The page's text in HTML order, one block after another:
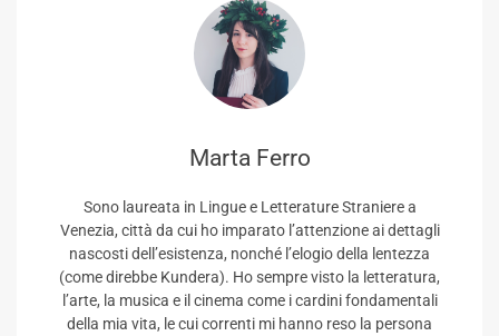
Marta Ferro
Sono laureata in Lingue e Letterature Straniere a
Venezia, città da cui ho imparato l’attenzione ai dettagli
nascosti dell’esistenza, nonché l’elogio della lentezza
(come direbbe Kundera). Ho sempre visto la letteratura,
l’arte, la musica e il cinema come i cardini fondamentali
della mia vita, le cui correnti mi hanno reso la persona